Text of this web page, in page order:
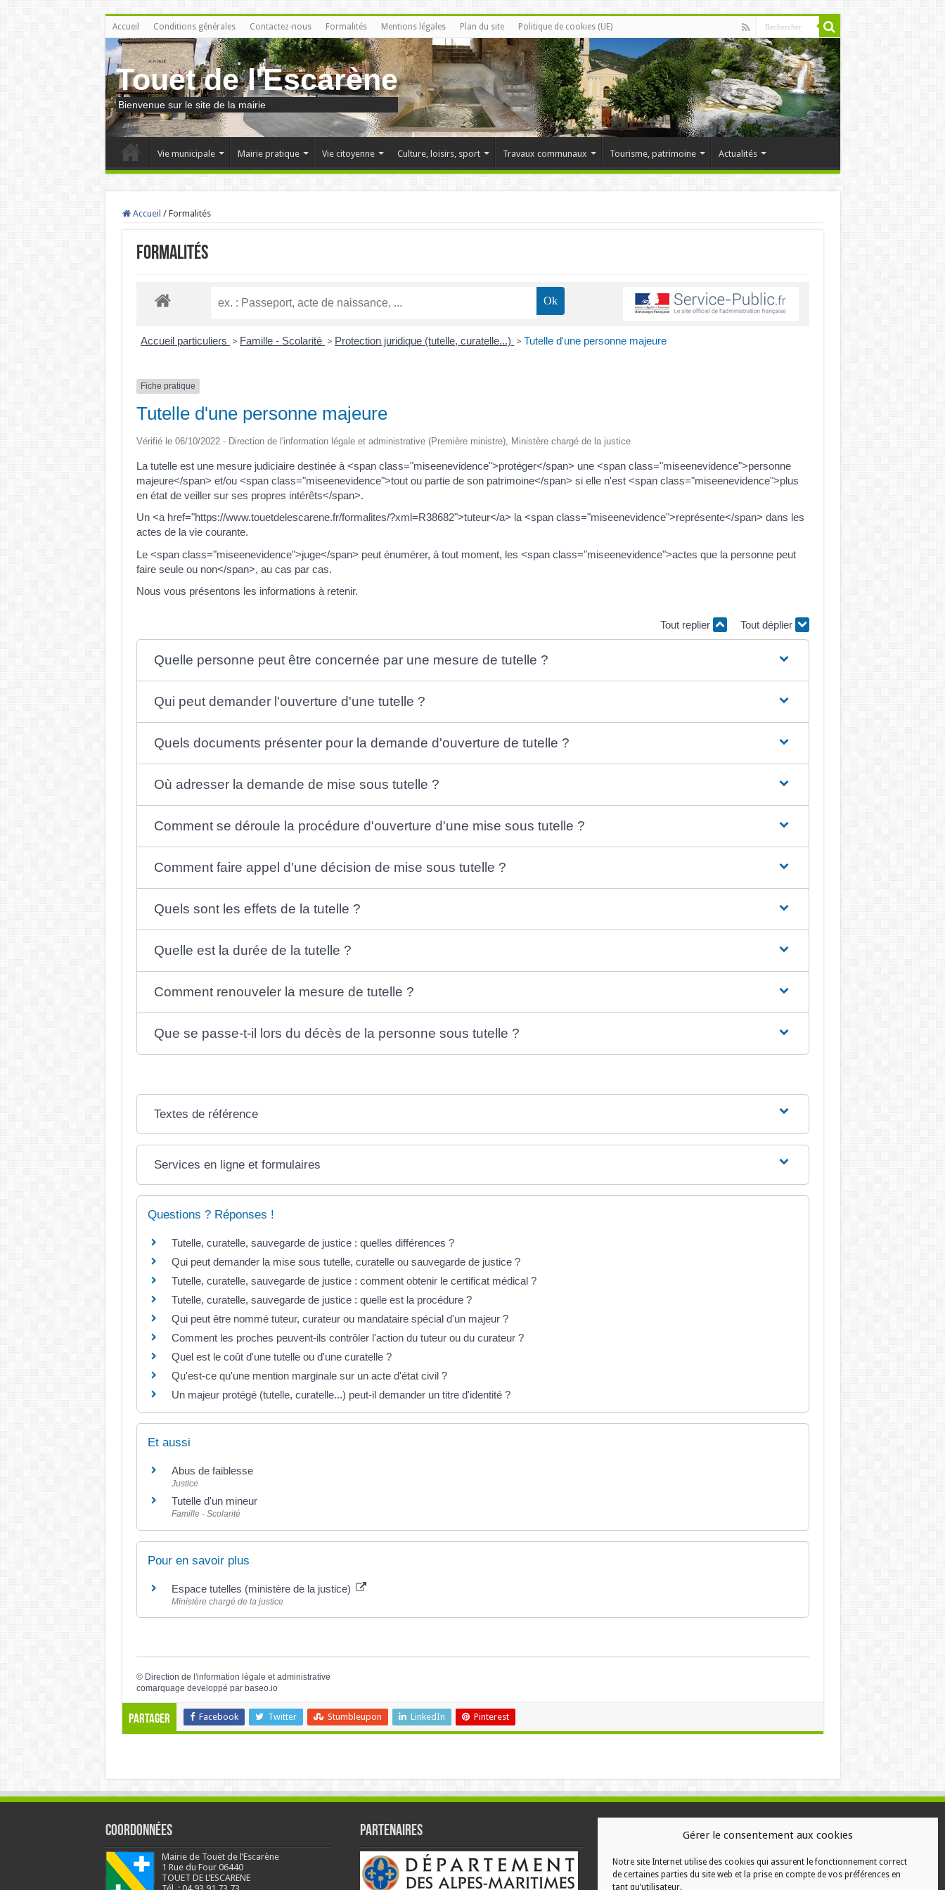
Gérer le consentement aux cookies
Notre site Internet utilise des cookies qui assurent le fonctionnement correct
de certaines parties du site web et la prise en compte de vos préférences en
tant qu’utilisateur.
Accueil Conditions générales Contactez-nous Formalités Mentions légales Plan du site Politique de cookies (UE)
Touet de l'Escarène
Bienvenue sur le site de la mairie
Vie municipale Mairie pratique Vie citoyenne Culture, loisirs, sport Travaux communaux Tourisme, patrimoine Actualités
Accueil / Formalités
Formalités
Accueil particuliers > Famille - Scolarité > Protection juridique (tutelle, curatelle...) > Tutelle d'une personne majeure
Fiche pratique
Tutelle d'une personne majeure
Vérifié le 06/10/2022 - Direction de l'information légale et administrative (Première ministre), Ministère chargé de la justice
La tutelle est une mesure judiciaire destinée à <span class="miseenevidence">protéger</span> une <span class="miseenevidence">personne
majeure</span> et/ou <span class="miseenevidence">tout ou partie de son patrimoine</span> si elle n'est <span class="miseenevidence">plus
en état de veiller sur ses propres intérêts</span>.
Un <a href="https://www.touetdelescarene.fr/formalites/?xml=R38682">tuteur</a> la <span class="miseenevidence">représente</span> dans les
actes de la vie courante.
Le <span class="miseenevidence">juge</span> peut énumérer, à tout moment, les <span class="miseenevidence">actes que la personne peut
faire seule ou non</span>, au cas par cas.
Nous vous présentons les informations à retenir.
Tout replier Tout déplier
Quelle personne peut être concernée par une mesure de tutelle ?
Qui peut demander l'ouverture d'une tutelle ?
Quels documents présenter pour la demande d'ouverture de tutelle ?
Où adresser la demande de mise sous tutelle ?
Comment se déroule la procédure d'ouverture d'une mise sous tutelle ?
Comment faire appel d'une décision de mise sous tutelle ?
Quels sont les effets de la tutelle ?
Quelle est la durée de la tutelle ?
Comment renouveler la mesure de tutelle ?
Que se passe-t-il lors du décès de la personne sous tutelle ?
Textes de référence
Services en ligne et formulaires
Questions ? Réponses !
Tutelle, curatelle, sauvegarde de justice : quelles différences ?
Qui peut demander la mise sous tutelle, curatelle ou sauvegarde de justice ?
Tutelle, curatelle, sauvegarde de justice : comment obtenir le certificat médical ?
Tutelle, curatelle, sauvegarde de justice : quelle est la procédure ?
Qui peut être nommé tuteur, curateur ou mandataire spécial d'un majeur ?
Comment les proches peuvent-ils contrôler l'action du tuteur ou du curateur ?
Quel est le coût d'une tutelle ou d'une curatelle ?
Qu'est-ce qu'une mention marginale sur un acte d'état civil ?
Un majeur protégé (tutelle, curatelle...) peut-il demander un titre d'identité ?
Et aussi
Abus de faiblesse
Justice
Tutelle d'un mineur
Famille - Scolarité
Pour en savoir plus
Espace tutelles (ministère de la justice)
Ministère chargé de la justice
© Direction de l'information légale et administrative
comarquage developpé par baseo.io
Partager Facebook Twitter Stumbleupon LinkedIn Pinterest
Coordonnées
Mairie de Touët de l’Escarène
1 Rue du Four 06440
TOUET DE L’ESCARENE
Partenaires